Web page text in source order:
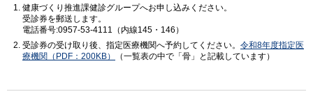
健康づくり推進課健診グループへお申し込みください。
受診券を郵送します。
電話番号:0957-53-4111（内線145・146）
受診券の受け取り後、指定医療機関へ予約してください。 令和8年度指定医
療機関（PDF：200KB）
（一覧表の中で「骨」と記載しています）